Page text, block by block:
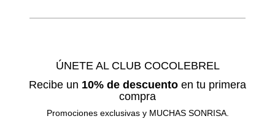
ÚNETE AL CLUB COCOLEBREL
Recibe un 10% de descuento en tu primera
compra
Promociones exclusivas y MUCHAS SONRISA.